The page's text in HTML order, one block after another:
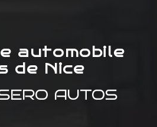
automobile
de Nice
AUTOS